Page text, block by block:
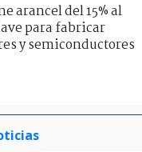
arancel del 15% al
para fabricar
y semiconductores